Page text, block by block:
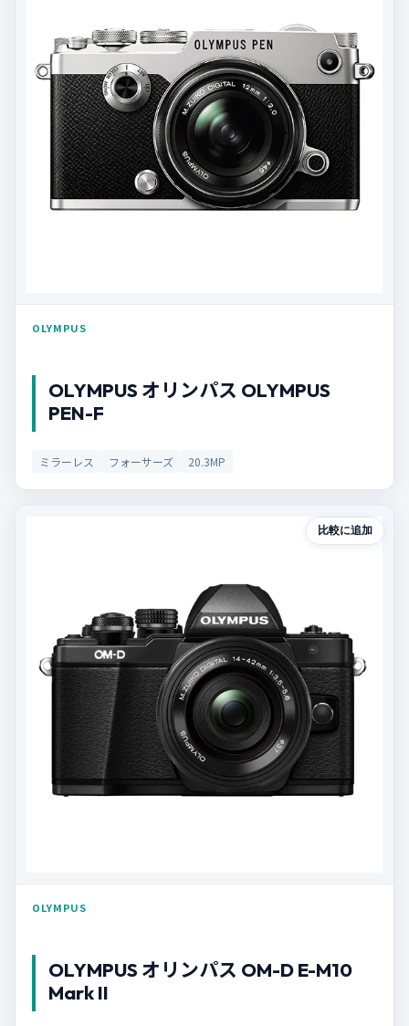
OLYMPUS
OLYMPUS オリンパス OLYMPUS
PEN-F
ミラーレス フォーサーズ 20.3MP
比較に追加
OLYMPUS
OLYMPUS オリンパス OM-D E-M10
Mark II